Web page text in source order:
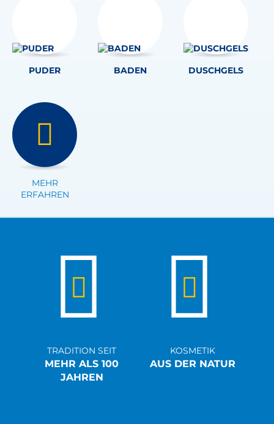
PUDER BADEN DUSCHGELS
MEHR
ERFAHREN
TRADITION SEIT
MEHR ALS 100
JAHREN
KOSMETIK
AUS DER NATUR